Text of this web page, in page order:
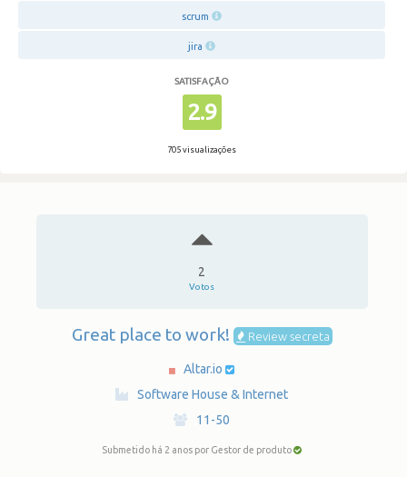
scrum
jira
SATISFAÇÃO
2.9
705 visualizações
2
Votos
Great place to work! Review secreta
Altar.io
Software House & Internet
·
11-50
Submetido há 2 anos por Gestor de produto